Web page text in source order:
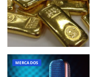
MERCADOS